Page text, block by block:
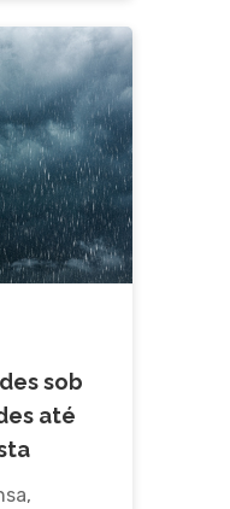
sob
até